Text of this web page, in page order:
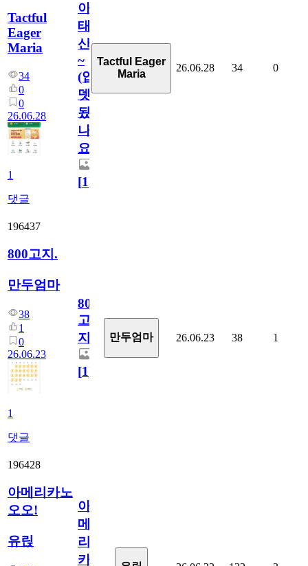
Tactful
Eager
Maria
34
0
0
26.06.28
1
댓글
아
태
산
~
(업
뎃
됬
나
요)
[1]
Tactful Eager
Maria
26.06.28 34 0
196437
800고지.
만두엄마
38
1
0
26.06.23
1
댓글
800
고
지.
[1]
만두엄마 26.06.23 38 1
196428
아메리카노
오오!
유릱
아
메
리
카